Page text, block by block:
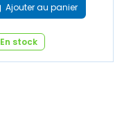
Ajouter au panier
En stock